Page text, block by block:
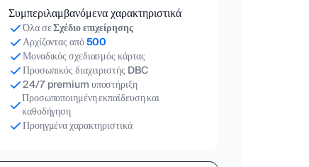
Συμπεριλαμβανόμενα χαρακτηριστικά
Όλα σεΣχέδιο επιχείρησης
Αρχίζοντας από500
Μοναδικός σχεδιασμός κάρτας
Προσωπικός διαχειριστής DBC
24/7 premium υποστήριξη
Προσωποποιημένη εκπαίδευση και
καθοδήγηση
Προηγμένα χαρακτηριστικά